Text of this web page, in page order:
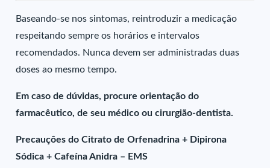
Baseando-se nos sintomas, reintroduzir a medicação
respeitando sempre os horários e intervalos
recomendados. Nunca devem ser administradas duas
doses ao mesmo tempo.
Em caso de dúvidas, procure orientação do
farmacêutico, de seu médico ou cirurgião-dentista.
Precauções do Citrato de Orfenadrina + Dipirona
Sódica + Cafeína Anidra – EMS